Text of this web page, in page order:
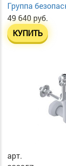
Группа
49 640 руб.
КУПИТЬ
арт.